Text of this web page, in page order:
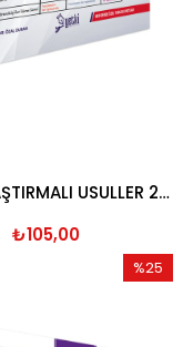
KARŞILAŞTIRMALI USULLER 2026
₺105,00
%25